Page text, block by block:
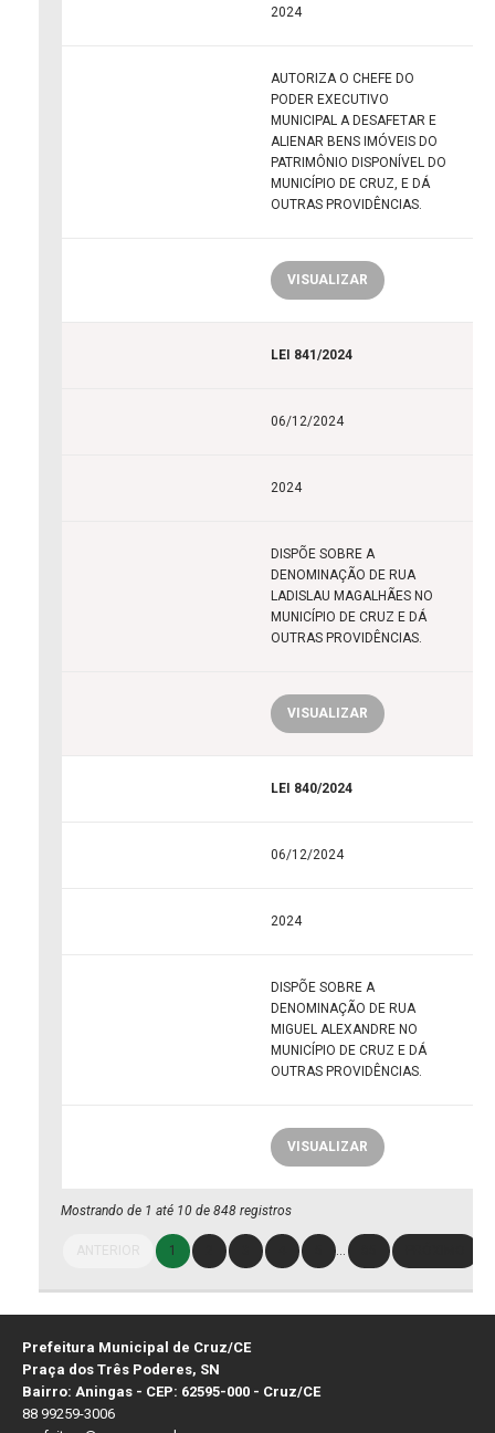
2024
AUTORIZA O CHEFE DO
PODER EXECUTIVO
MUNICIPAL A DESAFETAR E
ALIENAR BENS IMÓVEIS DO
PATRIMÔNIO DISPONÍVEL DO
MUNICÍPIO DE CRUZ, E DÁ
OUTRAS PROVIDÊNCIAS.
VISUALIZAR
LEI 841/2024
06/12/2024
2024
DISPÕE SOBRE A
DENOMINAÇÃO DE RUA
LADISLAU MAGALHÃES NO
MUNICÍPIO DE CRUZ E DÁ
OUTRAS PROVIDÊNCIAS.
VISUALIZAR
LEI 840/2024
06/12/2024
2024
DISPÕE SOBRE A
DENOMINAÇÃO DE RUA
MIGUEL ALEXANDRE NO
MUNICÍPIO DE CRUZ E DÁ
OUTRAS PROVIDÊNCIAS.
VISUALIZAR
Mostrando de 1 até 10 de 848 registros
1
Prefeitura Municipal de Cruz/CE
Praça dos Três Poderes, SN
Bairro: Aningas - CEP: 62595-000 - Cruz/CE
88 99259-3006